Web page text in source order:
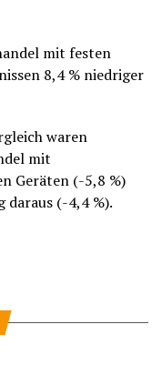
mit festen
8,4 % niedriger
waren
mit
Geräten (-5,8 %)
daraus (-4,4 %).